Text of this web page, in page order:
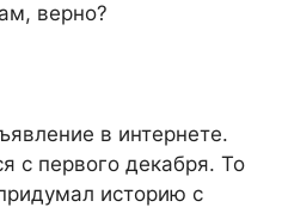
верно?
в интернете.
с первого декабря. То
историю с